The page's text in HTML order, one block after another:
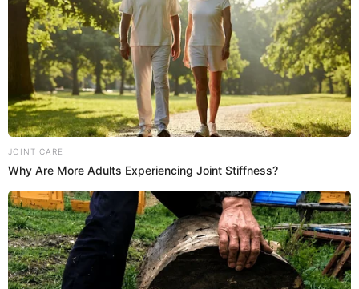
Reimond Manco es llevado por un taxista a su vivienda.
PUEDES VER:
Periodista ecuatoriano paraliza al revelar que el
Gobierno peruano financiaba sueldo de Ricardo
Reimond Manco confiesa que sufrió
depresión por culpa de Gareca
Reimond Manco, el jugador más indisciplinado la
generación de los ‘Jotitas’, contó desconocido pasaje que
vivió cuando estaba en Unión Comercio y el entrenador de